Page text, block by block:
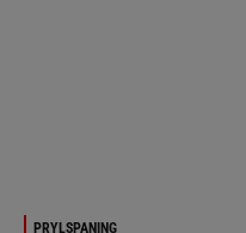
PRYLSPANING